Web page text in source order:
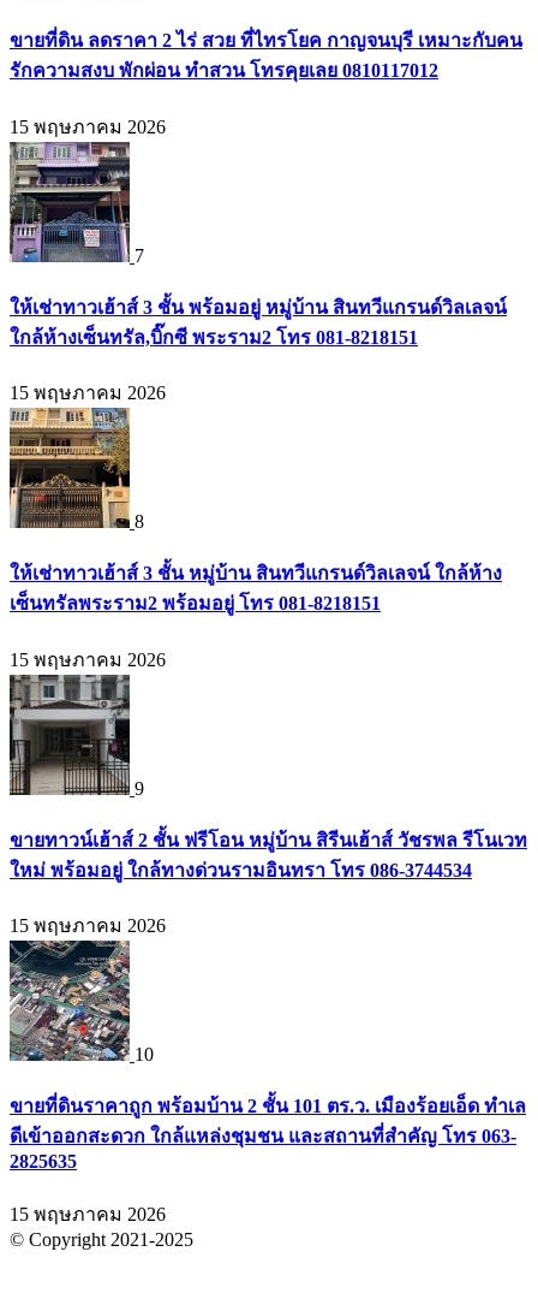
ขายที่ดิน ลดราคา 2 ไร่ สวย ที่ไทรโยค กาญจนบุรี เหมาะกับคน
รักความสงบ พักผ่อน ทำสวน โทรคุยเลย 0810117012
15 พฤษภาคม 2026
7
ให้เช่าทาวเฮ้าส์ 3 ชั้น พร้อมอยู่ หมู่บ้าน สินทวีแกรนด์วิลเลจน์
ใกล้ห้างเซ็นทรัล,บิ๊กซี พระราม2 โทร 081-8218151
15 พฤษภาคม 2026
8
ให้เช่าทาวเฮ้าส์ 3 ชั้น หมู่บ้าน สินทวีแกรนด์วิลเลจน์ ใกล้ห้าง
เซ็นทรัลพระราม2 พร้อมอยู่ โทร 081-8218151
15 พฤษภาคม 2026
9
ขายทาวน์เฮ้าส์ 2 ชั้น ฟรีโอน หมู่บ้าน สิรีนเฮ้าส์ วัชรพล รีโนเวท
ใหม่ พร้อมอยู่ ใกล้ทางด่วนรามอินทรา โทร 086-3744534
15 พฤษภาคม 2026
10
ขายที่ดินราคาถูก พร้อมบ้าน 2 ชั้น 101 ตร.ว. เมืองร้อยเอ็ด ทำเล
ดีเข้าออกสะดวก ใกล้แหล่งชุมชน และสถานที่สำคัญ โทร 063-
2825635
15 พฤษภาคม 2026
© Copyright 2021-2025